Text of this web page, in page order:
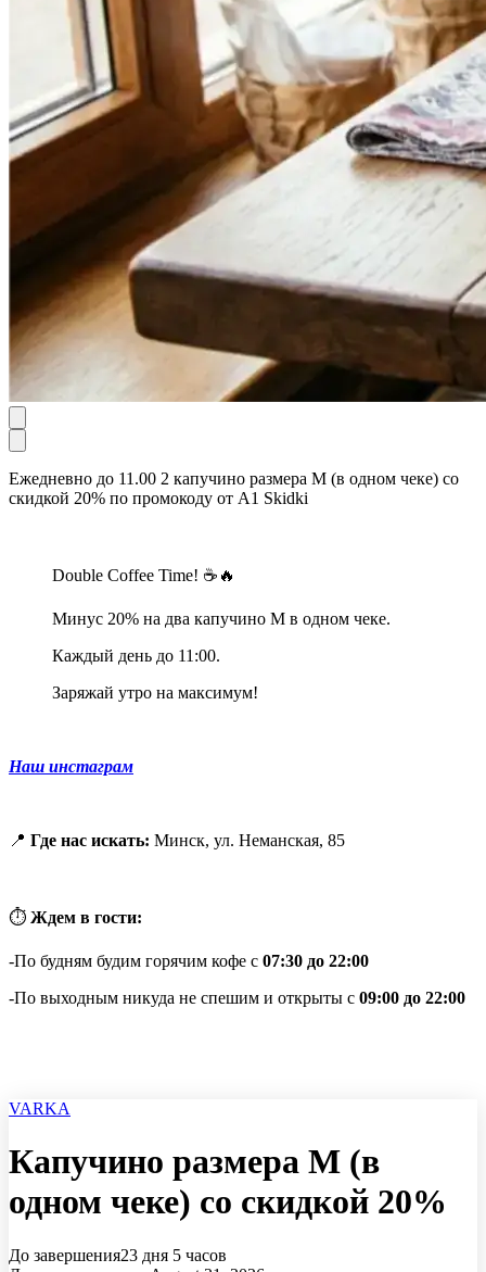
Ежедневно до 11.00 2 капучино размера М (в одном чеке) со
скидкой 20% по промокоду от А1 Skidki
Double Coffee Time! ☕️🔥
Минус 20% на два капучино М в одном чеке.
Каждый день до 11:00.
Заряжай утро на максимум!
Наш инстаграм
📍 Где нас искать: Минск, ул. Неманская, 85
⏱ Ждем в гости:
-По будням будим горячим кофе с 07:30 до 22:00
-По выходным никуда не спешим и открыты с 09:00 до 22:00
VARKA
Капучино размера М (в
одном чеке) со скидкой 20%
До завершения23 дня 5 часов